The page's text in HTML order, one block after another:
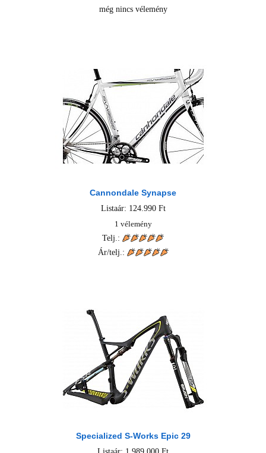
még nincs vélemény
Cannondale Synapse
Listaár: 124.990 Ft
1 vélemény
Telj.:
Ár/telj.:
Specialized S-Works Epic 29